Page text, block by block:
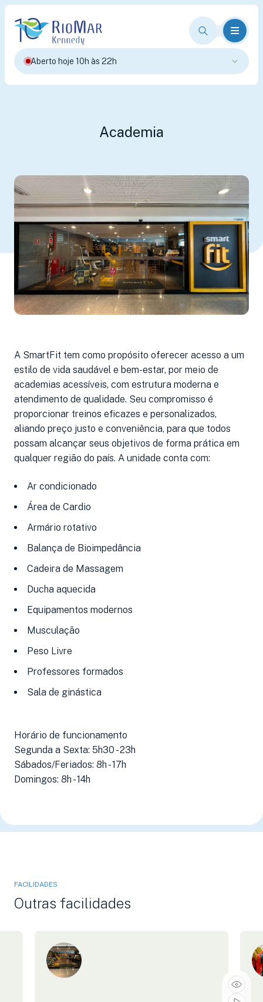
Aberto hoje 10h às 22h
Academia
A SmartFit tem como propósito oferecer acesso a um
estilo de vida saudável e bem-estar, por meio de
academias acessíveis, com estrutura moderna e
atendimento de qualidade. Seu compromisso é
proporcionar treinos eficazes e personalizados,
aliando preço justo e conveniência, para que todos
possam alcançar seus objetivos de forma prática em
qualquer região do país. A unidade conta com:
Ar condicionado
Área de Cardio
Armário rotativo
Balança de Bioimpedância
Cadeira de Massagem
Ducha aquecida
Equipamentos modernos
Musculação
Peso Livre
Professores formados
Sala de ginástica
Horário de funcionamento
Segunda a Sexta: 5h30 - 23h
Sábados/Feriados: 8h - 17h
Domingos: 8h - 14h
FACILIDADES
Outras facilidades